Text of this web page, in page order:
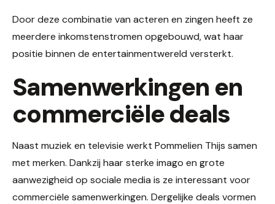
Door deze combinatie van acteren en zingen heeft ze
meerdere inkomstenstromen opgebouwd, wat haar
positie binnen de entertainmentwereld versterkt.
Samenwerkingen en
commerciële deals
Naast muziek en televisie werkt Pommelien Thijs samen
met merken. Dankzij haar sterke imago en grote
aanwezigheid op sociale media is ze interessant voor
commerciële samenwerkingen. Dergelijke deals vormen